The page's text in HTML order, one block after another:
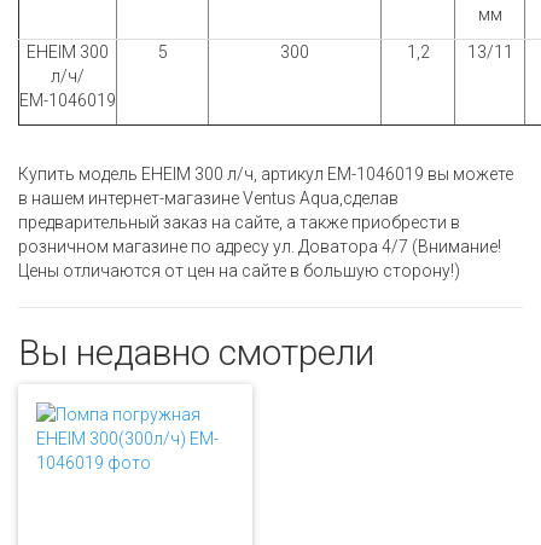
мм
EHEIM 300
л/ч/
ЕМ-1046019
5 300 1,2 13/11
Купить модель EHEIM 300 л/ч, артикул ЕМ-1046019 вы можете
в нашем интернет-магазине Ventus Aqua,сделав
предварительный заказ на сайте, а также приобрести в
розничном магазине по адресу ул. Доватора 4/7 (Внимание!
Цены отличаются от цен на сайте в большую сторону!)
Вы недавно смотрели